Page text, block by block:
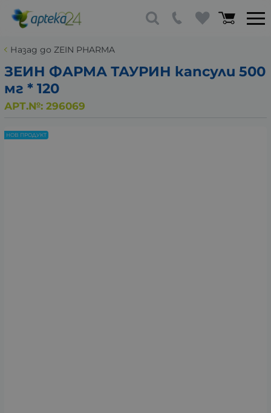
Назад до ZEIN PHARMA
ЗЕИН ФАРМА ТАУРИН капсули 500
мг * 120
АРТ.№: 296069
НОВ ПРОДУКТ